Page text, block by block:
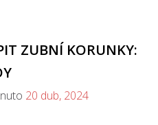
ZUBNÍ KORUNKY:
20 dub, 2024